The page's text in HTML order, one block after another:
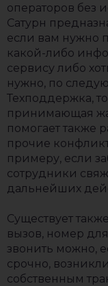
операторов без
Сатурн
если вам нужно
какой-либо
сервису либо
нужно, по
Техподдержка,
принимающая
помогает также
прочие
примеру, если
сотрудники
дальнейших
Существует
вызов, номер
звонить можно,
срочно,
собственным